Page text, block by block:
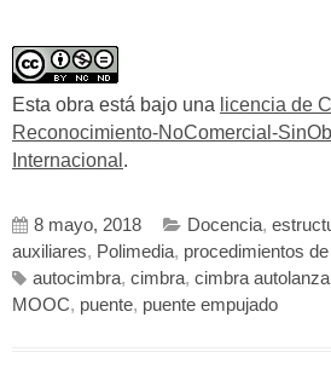
Esta obra está bajo una licencia de
Reconocimiento-NoComercial-
Internacional .
8 mayo, 2018 Docencia,
auxiliares, Polimedia, procedimientos
autocimbra, cimbra, cimbra
MOOC, puente, puente empujado